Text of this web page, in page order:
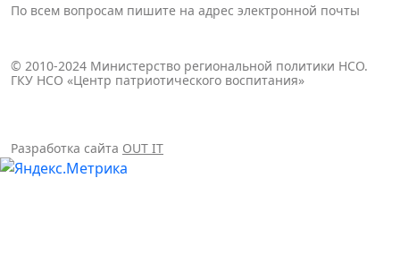
По всем вопросам пишите на адрес электронной почты
© 2010-2024 Министерство региональной политики НСО.
ГКУ НСО «Центр патриотического воспитания»
Разработка сайта OUT IT